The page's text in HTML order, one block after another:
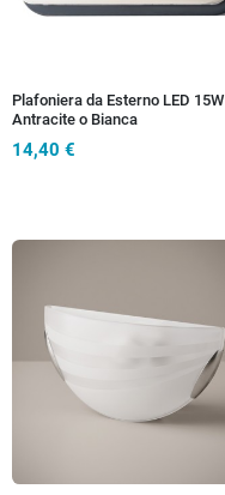
Plafoniera da Esterno LED 15W
Antracite o Bianca
14,40 €